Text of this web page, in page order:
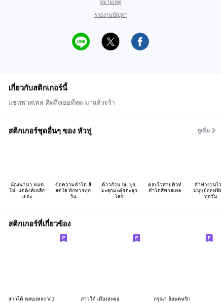
หมายเหตุ
รายงานปัญหา
เกี่ยวกับสติกเกอร์นี้
แชทพาสเทล คิดถึงเธอที่สุด มาแล้วจร้า
สติกเกอร์ชุดอื่นๆ ของ หัวฟู ดูเพิ่ม
น้องนาน่า หมด
ไฟ: แต่ตังค์เหลือ
เยอะ
ข้อความคำโต สี
สดใส ทักทายทุก
วัน
ต้าวอ้วน บุย บุย:
มะลุกมะตุ๋ยตะลุย
โลก
ตอบไวสายคิวท์
คำโตสีพาสเทล
คำทำงานไ
มนุษย์ออฟฟิ
ทุกวัน
สติกเกอร์ที่เกี่ยวข้อง
สาวใต้ หยบแหลง V.1 สาวใต้ เมืองสะตอ กรุณา อ้อนคนรัก